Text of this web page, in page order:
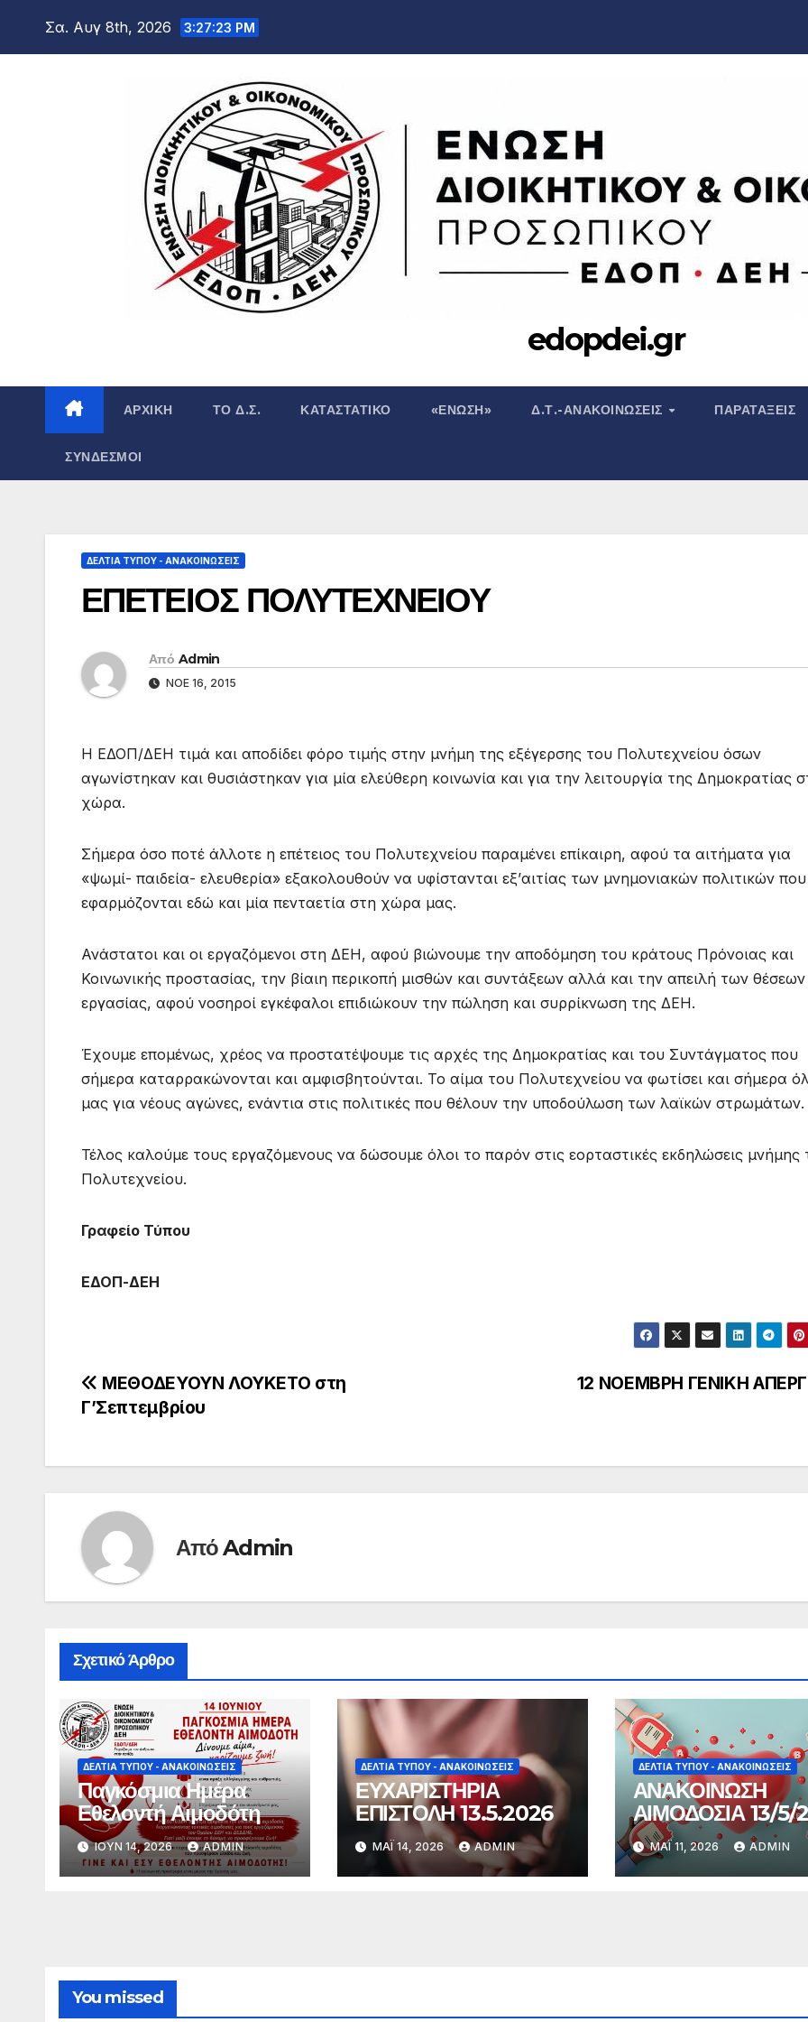
Σα. Αυγ 8th, 2026 3:27:24 PM
edopdei.gr
ΑΡΧΙΚΉ ΤΟ Δ.Σ. ΚΑΤΑΣΤΑΤΙΚΌ «ΕΝΩΣΗ» Δ.Τ.-ΑΝΑΚΟΙΝΏΣΕΙΣ ΠΑΡΑΤΆΞΕΙΣ
ΣΎΝΔΕΣΜΟΙ
ΔΕΛΤΊΑ ΤΎΠΟΥ - ΑΝΑΚΟΙΝΏΣΕΙΣ
ΕΠΕΤΕΙΟΣ ΠΟΛΥΤΕΧΝΕΙΟΥ
Από Admin
ΝΟΈ 16, 2015
Η ΕΔΟΠ/ΔΕΗ τιμά και αποδίδει φόρο τιμής στην μνήμη της εξέγερσης του Πολυτεχνείου όσων
αγωνίστηκαν και θυσιάστηκαν για μία ελεύθερη κοινωνία και για την λειτουργία της Δημοκρατίας
χώρα.
Σήμερα όσο ποτέ άλλοτε η επέτειος του Πολυτεχνείου παραμένει επίκαιρη, αφού τα αιτήματα για
«ψωμί- παιδεία- ελευθερία» εξακολουθούν να υφίστανται εξ’αιτίας των μνημονιακών πολιτικών που
εφαρμόζονται εδώ και μία πενταετία στη χώρα μας.
Ανάστατοι και οι εργαζόμενοι στη ΔΕΗ, αφού βιώνουμε την αποδόμηση του κράτους Πρόνοιας και
Κοινωνικής προστασίας, την βίαιη περικοπή μισθών και συντάξεων αλλά και την απειλή των θέσεων
εργασίας, αφού νοσηροί εγκέφαλοι επιδιώκουν την πώληση και συρρίκνωση της ΔΕΗ.
Έχουμε επομένως, χρέος να προστατέψουμε τις αρχές της Δημοκρατίας και του Συντάγματος που
σήμερα καταρρακώνονται και αμφισβητούνται. Το αίμα του Πολυτεχνείου να φωτίσει και σήμερα
μας για νέους αγώνες, ενάντια στις πολιτικές που θέλουν την υποδούλωση των λαϊκών στρωμάτων.
Τέλος καλούμε τους εργαζόμενους να δώσουμε όλοι το παρόν στις εορταστικές εκδηλώσεις μνήμης
Πολυτεχνείου.
Γραφείο Τύπου
ΕΔΟΠ-ΔΕΗ
Πλοήγηση
άρθρων
12 ΝΟΕΜΒΡΗ ΓΕΝΙΚΗ
ΜΕΘΟΔΕΥΟΥΝ ΛΟΥΚΕΤΟ στη
Γ’Σεπτεμβρίου
ΑπόAdmin
Σχετικό Άρθρο
ΔΕΛΤΊΑ ΤΎΠΟΥ - ΑΝΑΚΟΙΝΏΣΕΙΣ
Παγκόσμια Ημέρα
Εθελοντή Αιμοδότη
ΙΟΎΝ 14, 2026 ADMIN
ΔΕΛΤΊΑ ΤΎΠΟΥ - ΑΝΑΚΟΙΝΏΣΕΙΣ
ΕΥΧΑΡΙΣΤΗΡΙΑ
ΕΠΙΣΤΟΛΗ 13.5.2026
ΜΆΙ 14, 2026 ADMIN
ΔΕΛΤΊΑ ΤΎΠΟΥ - ΑΝΑΚΟΙΝΏΣΕΙΣ
ΑΝΑΚΟΙΝΩΣΗ
ΑΙΜΟΔΟΣΙΑ 13/5/
ΜΆΙ 11, 2026 ADMIN
You missed